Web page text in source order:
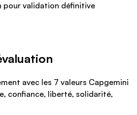
pour validation définitive
avec les 7 valeurs Capgemini
confiance, liberté, solidarité,